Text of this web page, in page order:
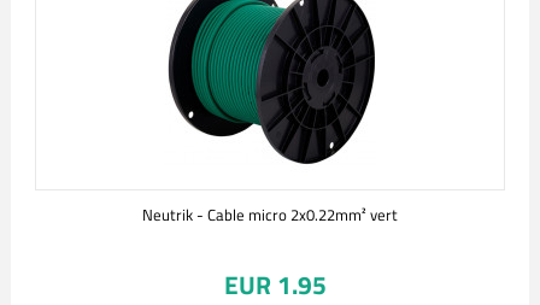
Neutrik - Cable micro 2x0.22mm² vert
EUR 1.95